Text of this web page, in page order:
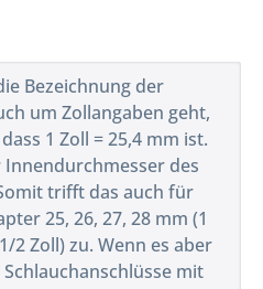
Bezeichnung der
um Zollangaben geht,
1 Zoll = 25,4 mm ist.
des
trifft das auch für
25, 26, 27, 28 mm (1
2 Zoll) zu. Wenn es aber
mit